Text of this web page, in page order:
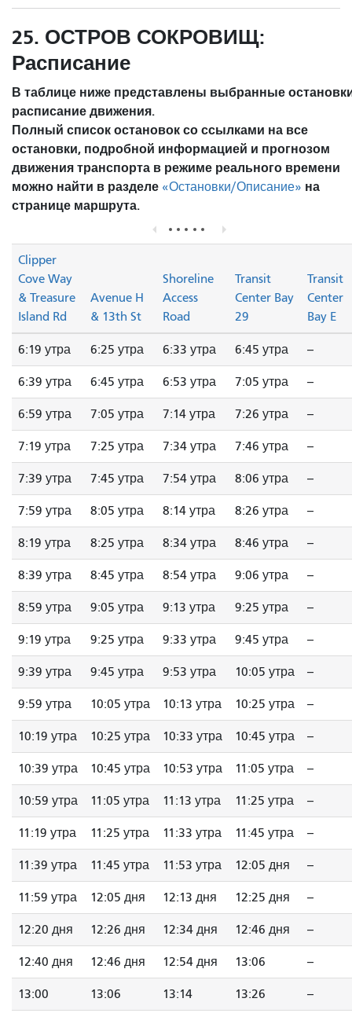
25. ОСТРОВ СОКРОВИЩ:
Расписание
В таблице ниже представлены выбранные
расписание движения.
Полный список остановок со ссылками на все
остановки, подробной информацией и прогнозом
движения транспорта в режиме реального времени
можно найти в разделе «Остановки/Описание» на
странице маршрута.
Clipper
Cove Way
& Treasure
Island Rd
Avenue H
& 13th St
Shoreline
Access
Road
Transit
Center Bay
29
Transit
Center
Bay E
6:19 утра 6:25 утра 6:33 утра 6:45 утра --
6:39 утра 6:45 утра 6:53 утра 7:05 утра --
6:59 утра 7:05 утра 7:14 утра 7:26 утра --
7:19 утра 7:25 утра 7:34 утра 7:46 утра --
7:39 утра 7:45 утра 7:54 утра 8:06 утра --
7:59 утра 8:05 утра 8:14 утра 8:26 утра --
8:19 утра 8:25 утра 8:34 утра 8:46 утра --
8:39 утра 8:45 утра 8:54 утра 9:06 утра --
8:59 утра 9:05 утра 9:13 утра 9:25 утра --
9:19 утра 9:25 утра 9:33 утра 9:45 утра --
9:39 утра 9:45 утра 9:53 утра 10:05 утра --
9:59 утра 10:05 утра 10:13 утра 10:25 утра --
10:19 утра 10:25 утра 10:33 утра 10:45 утра --
10:39 утра 10:45 утра 10:53 утра 11:05 утра --
10:59 утра 11:05 утра 11:13 утра 11:25 утра --
11:19 утра 11:25 утра 11:33 утра 11:45 утра --
11:39 утра 11:45 утра 11:53 утра 12:05 дня --
11:59 утра 12:05 дня 12:13 дня 12:25 дня --
12:20 дня 12:26 дня 12:34 дня 12:46 дня --
12:40 дня 12:46 дня 12:54 дня 13:06 --
13:00 13:06 13:14 13:26 --